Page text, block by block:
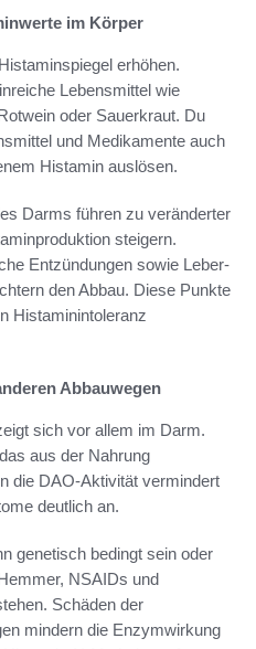
im Körper
erhöhen.
Lebensmittel wie
oder Sauerkraut. Du
und Medikamente auch
Histamin auslösen.
Darms führen zu veränderter
steigern.
Entzündungen sowie Leber-
den Abbau. Diese Punkte
Histaminintoleranz
Abbauwegen
sich vor allem im Darm.
aus der Nahrung
die DAO-Aktivität vermindert
deutlich an.
genetisch bedingt sein oder
NSAIDs und
Schäden der
mindern die Enzymwirkung